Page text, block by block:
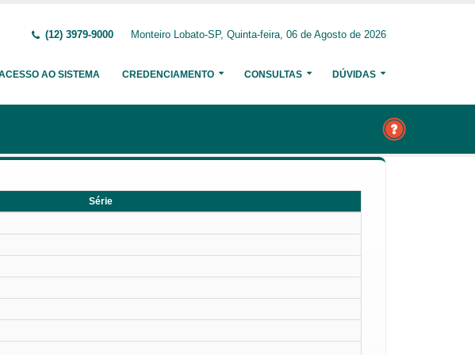
(12) 3979-9000 Monteiro Lobato-SP, Quinta-feira, 06 de Agosto de 2026
AO SISTEMA CREDENCIAMENTO CONSULTAS DÚVIDAS
Série